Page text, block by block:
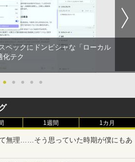
ていた仲間達にダンジョン奥地で殺
9999の仲間達を手に入れて元パーテ
ーメンバーと世界に復讐＆『ざま
とケロのデイブック Bam and Ker
ペックにドンピシャな「ローカル
化テク
● ● ● ● ●
1週間 1カ月
無理……そう思っていた時期が僕にもあ